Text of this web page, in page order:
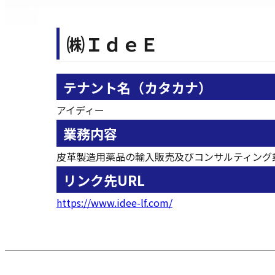
㈱ＩｄｅＥ
テナント名（カタカナ）
アイディー
業務内容
皮革製造用薬品の輸入販売及びコンサルティング
リンク先URL
https://www.idee-lf.com/